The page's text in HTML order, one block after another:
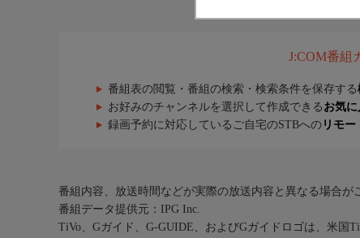
J:COM番組
番組表の閲覧・番組の検索・検索条件を保存する
お好みのチャンネルを選択して作成できる お気
録画予約に対応しているご自宅のSTBへの リモー
番組内容、放送時間などが実際の放送内容と異なる場合が
番組データ提供元：IPG Inc.
TiVo、Gガイド、G-GUIDE、およびGガイドロゴは、米国